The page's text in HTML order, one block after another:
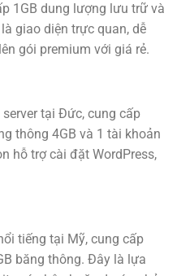
1GB dung lượng lưu trữ và
giao diện trực quan, dễ
gói premium với giá rẻ.
tại Đức, cung cấp
thông 4GB và 1 tài khoản
hỗ trợ cài đặt WordPress,
tiếng tại Mỹ, cung cấp
băng thông. Đây là lựa